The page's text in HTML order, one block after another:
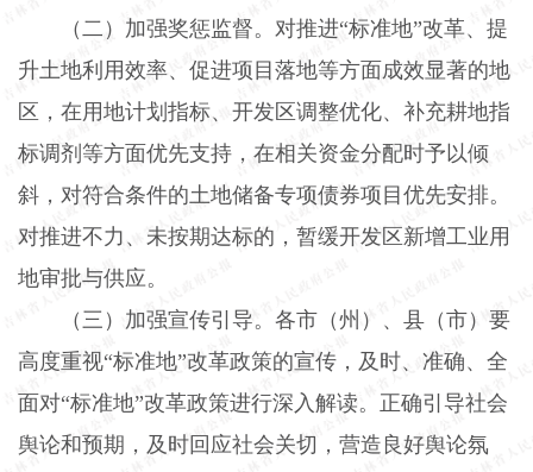
（二）加强奖惩监督。 对推进“标准地”改革、提
升土地利用效率、促进项目落地等方面成效显著的地
区，在用地计划指标、开发区调整优化、补充耕地指
标调剂等方面优先支持，在相关资金分配时予以倾
斜，对符合条件的土地储备专项债券项目优先安排。
对推进不力、未按期达标的，暂缓开发区新增工业用
地审批与供应。
（三）加强宣传引导。 各市（州）、县（市）要
高度重视“标准地”改革政策的宣传，及时、准确、全
面对“标准地”改革政策进行深入解读。正确引导社会
舆论和预期，及时回应社会关切，营造良好舆论氛